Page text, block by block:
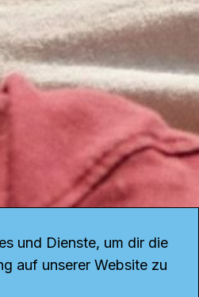
und Dienste, um dir die
auf unserer Website zu